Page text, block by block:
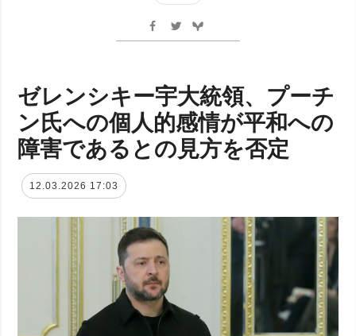
ゼレンシキー宇大統領、プーチ
ン氏への個人的感情が平和への
障害であるとの見方を否定
12.03.2026 17:03